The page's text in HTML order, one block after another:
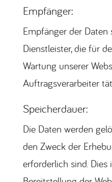
Empfänger:
Empfänger der
Dienstleister, die für
Wartung unserer
Auftragsverarbeiter
Speicherdauer:
Die Daten werden
den Zweck der
erforderlich sind.